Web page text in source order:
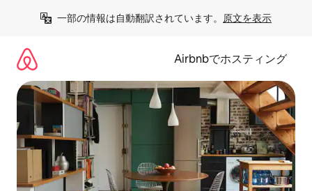
一部の情報は自動翻訳されています。 原文を表示
Airbnbでホスティング